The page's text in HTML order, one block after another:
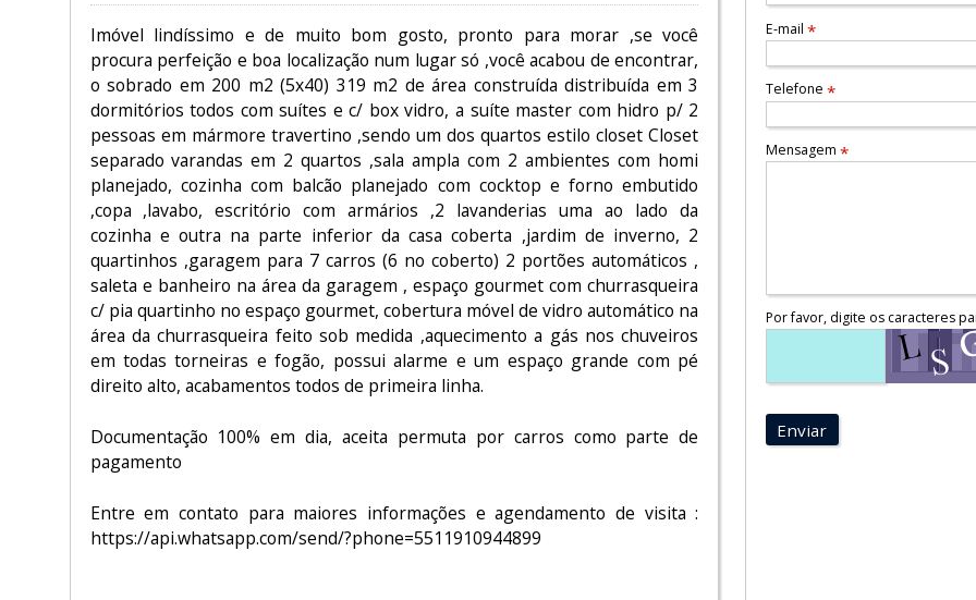
Imóvel lindíssimo e de muito bom gosto, pronto para morar ,se você
procura perfeição e boa localização num lugar só ,você acabou de encontrar,
o sobrado em 200 m2 (5x40) 319 m2 de área construída distribuída em 3
dormitórios todos com suítes e c/ box vidro, a suíte master com hidro p/ 2
pessoas em mármore travertino ,sendo um dos quartos estilo closet Closet
separado varandas em 2 quartos ,sala ampla com 2 ambientes com homi
planejado, cozinha com balcão planejado com cocktop e forno embutido
,copa ,lavabo, escritório com armários ,2 lavanderias uma ao lado da
cozinha e outra na parte inferior da casa coberta ,jardim de inverno, 2
quartinhos ,garagem para 7 carros (6 no coberto) 2 portões automáticos ,
saleta e banheiro na área da garagem , espaço gourmet com churrasqueira
c/ pia quartinho no espaço gourmet, cobertura móvel de vidro automático na
área da churrasqueira feito sob medida ,aquecimento a gás nos chuveiros
em todas torneiras e fogão, possui alarme e um espaço grande com pé
direito alto, acabamentos todos de primeira linha.
Documentação 100% em dia, aceita permuta por carros como parte de
pagamento
Entre em contato para maiores informações e agendamento de visita :
https://api.whatsapp.com/send/?phone=5511910944899
E-mail *
Telefone *
Mensagem *
Por favor, digite os caracteres
Enviar